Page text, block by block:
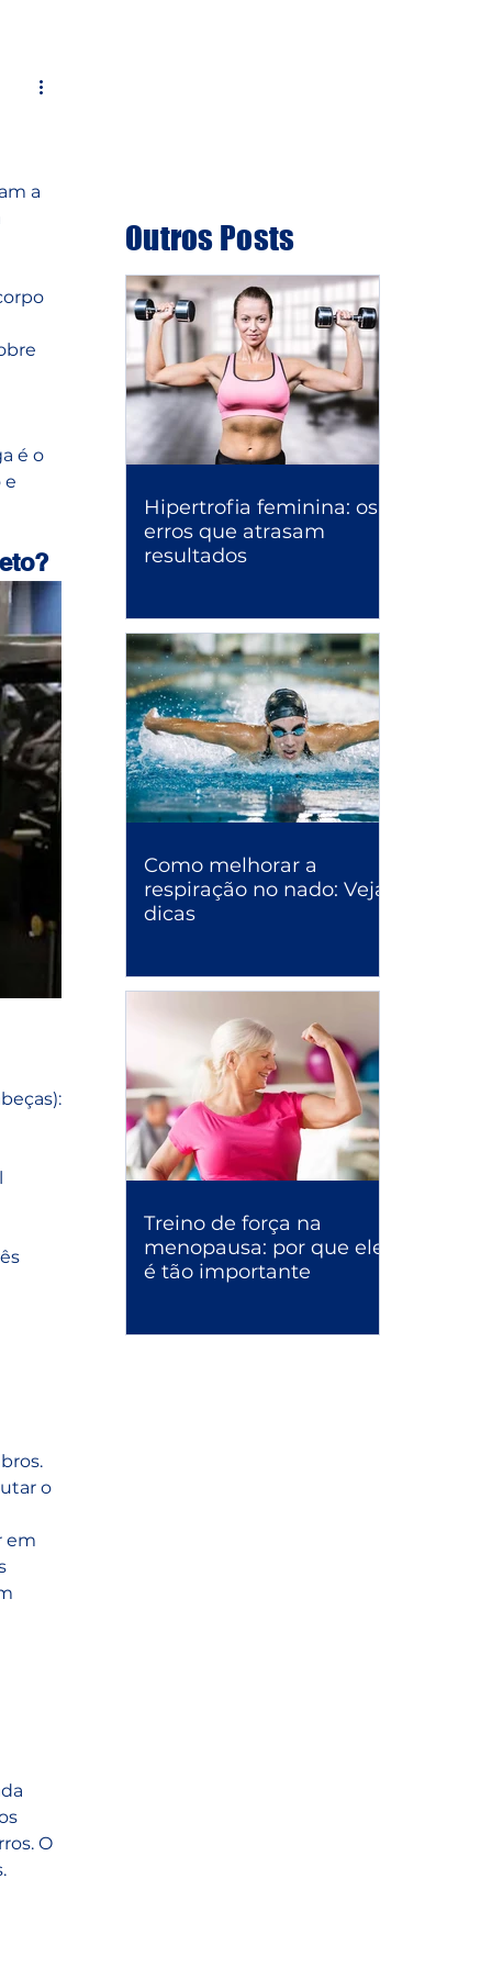
a
é o
e
o
em
O
Hipertrofia feminina: os
erros que atrasam
resultados
Como melhorar a
respiração no nado: Veja
dicas
Treino de força na
menopausa: por que ele
é tão importante
Outros Posts